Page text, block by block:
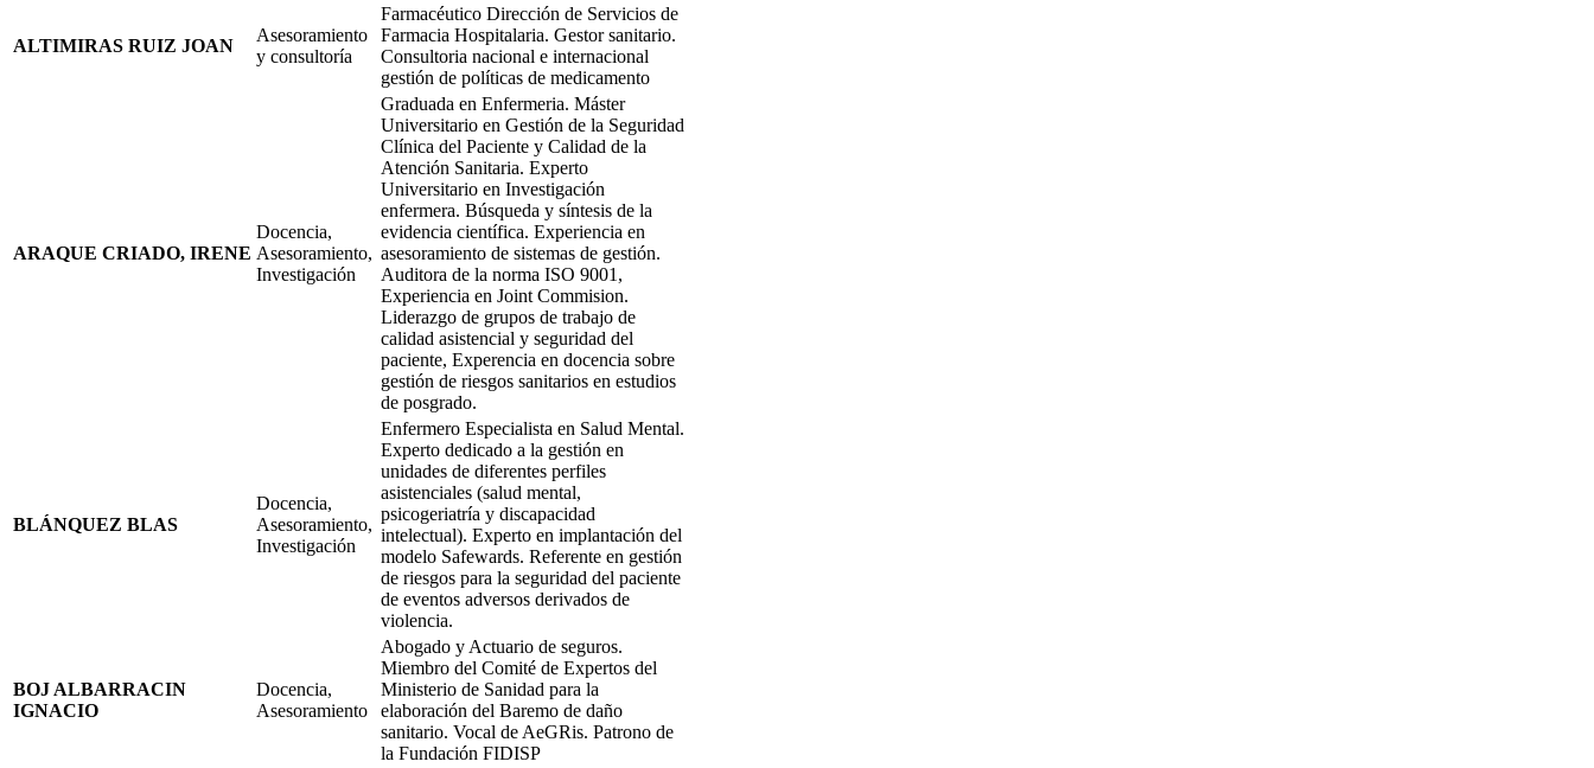
ALTIMIRAS RUIZ JOAN
Asesoramiento
y consultoría
Farmacéutico Dirección de Servicios de
Farmacia Hospitalaria. Gestor sanitario.
Consultoria nacional e internacional
gestión de políticas de medicamento
ARAQUE CRIADO, IRENE
Docencia,
Asesoramiento,
Investigación
Graduada en Enfermeria. Máster
Universitario en Gestión de la Seguridad
Clínica del Paciente y Calidad de la
Atención Sanitaria. Experto
Universitario en Investigación
enfermera. Búsqueda y síntesis de la
evidencia científica. Experiencia en
asesoramiento de sistemas de gestión.
Auditora de la norma ISO 9001,
Experiencia en Joint Commision.
Liderazgo de grupos de trabajo de
calidad asistencial y seguridad del
paciente, Experencia en docencia sobre
gestión de riesgos sanitarios en estudios
de posgrado.
BLÁNQUEZ BLAS
Docencia,
Asesoramiento,
Investigación
Enfermero Especialista en Salud Mental.
Experto dedicado a la gestión en
unidades de diferentes perfiles
asistenciales (salud mental,
psicogeriatría y discapacidad
intelectual). Experto en implantación del
modelo Safewards. Referente en gestión
de riesgos para la seguridad del paciente
de eventos adversos derivados de
violencia.
BOJ ALBARRACIN
IGNACIO
Docencia,
Asesoramiento
Abogado y Actuario de seguros.
Miembro del Comité de Expertos del
Ministerio de Sanidad para la
elaboración del Baremo de daño
sanitario. Vocal de AeGRis. Patrono de
la Fundación FIDISP